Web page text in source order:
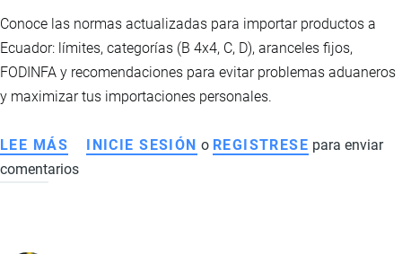
Conoce las normas actualizadas para importar productos a
Ecuador: límites, categorías (B 4x4, C, D), aranceles fijos,
FODINFA y recomendaciones para evitar problemas aduaneros
y maximizar tus importaciones personales.
LEE MÁS SOBRE
IMPORTAR
INICIE SESIÓN o REGISTRESE para enviar
comentarios